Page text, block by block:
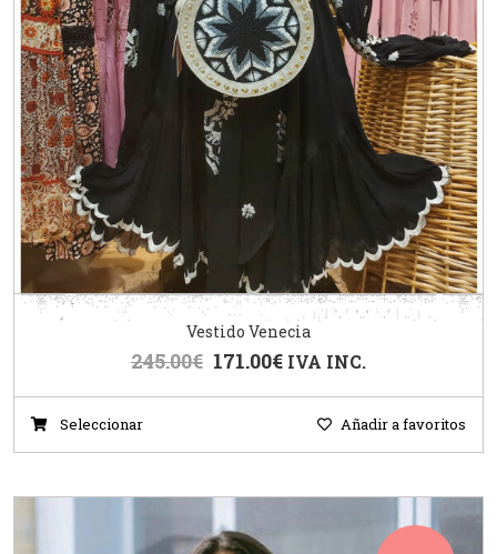
Vestido Venecia
245.00€ 171.00€ IVA INC.
Seleccionar Añadir a favoritos